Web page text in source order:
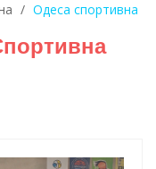
винахідників
з карате
/ Одеса спортивна